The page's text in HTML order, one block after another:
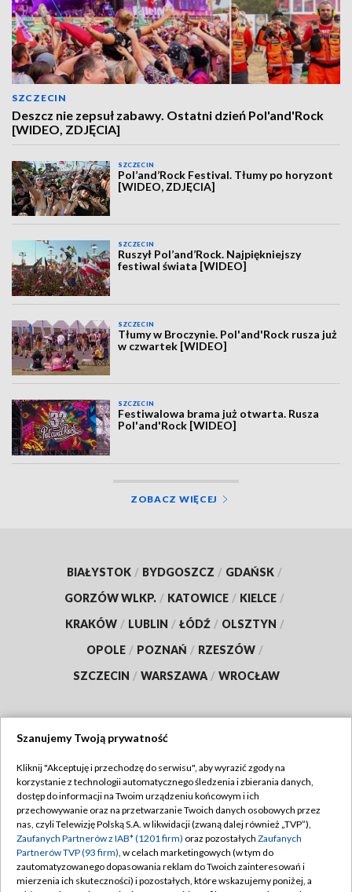
SZCZECIN
Deszcz nie zepsuł zabawy. Ostatni dzień Pol'and'Rock
[WIDEO, ZDJĘCIA]
SZCZECIN
Pol’and’Rock Festival. Tłumy po horyzont
[WIDEO, ZDJĘCIA]
SZCZECIN
Ruszył Pol’and’Rock. Najpiękniejszy
festiwal świata [WIDEO]
SZCZECIN
Tłumy w Broczynie. Pol'and'Rock rusza już
w czwartek [WIDEO]
SZCZECIN
Festiwalowa brama już otwarta. Rusza
Pol'and'Rock [WIDEO]
ZOBACZ WIĘCEJ
BIAŁYSTOK / BYDGOSZCZ / GDAŃSK /
GORZÓW WLKP. / KATOWICE / KIELCE /
KRAKÓW / LUBLIN / ŁÓDŹ / OLSZTYN /
OPOLE / POZNAŃ / RZESZÓW /
SZCZECIN / WARSZAWA / WROCŁAW
TVP
Abonament TVP
Emisja w TVP
Centrum informacji TVP
Naziemna Telewizja Cyfrowa
Regulamin TVP
Polityka prywatności
Moje zgody
Szanujemy Twoją prywatność
Kliknij "Akceptuję i przechodzę do serwisu", aby wyrazić zgody na
korzystanie z technologii automatycznego śledzenia i zbierania danych,
dostęp do informacji na Twoim urządzeniu końcowym i ich
przechowywanie oraz na przetwarzanie Twoich danych osobowych przez
nas, czyli Telewizję Polską S.A. w likwidacji (zwaną dalej również „TVP”),
Zaufanych Partnerów z IAB* (1201 firm) oraz pozostałych Zaufanych
Partnerów TVP (93 firm), w celach marketingowych (w tym do
zautomatyzowanego dopasowania reklam do Twoich zainteresowań i
mierzenia ich skuteczności) i pozostałych, które wskazujemy poniżej, a